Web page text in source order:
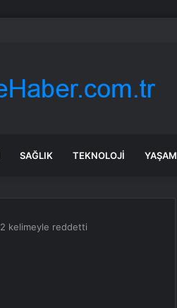
Önlemlerini Sıkılaştırıyor
SAĞLIK TEKNOLOJI YAŞAM
2 kelimeyle reddetti